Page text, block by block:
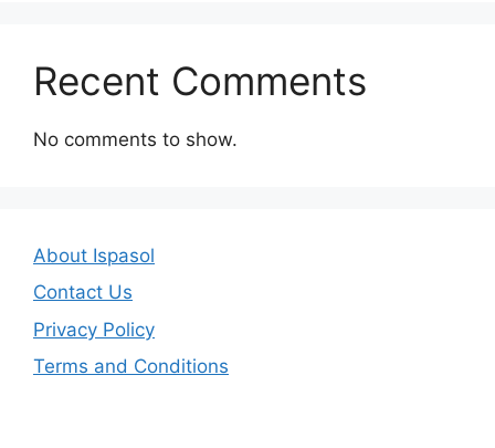
Recent Comments
No comments to show.
About Ispasol
Contact Us
Privacy Policy
Terms and Conditions